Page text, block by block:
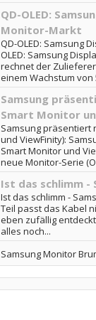
QD-OLED:
Monitor-Markt
QD-OLED: Samsung
OLED: Samsung
rechnet der
einem Wachstum
Samsung
Smart Monitor
Samsung präsentiert
und ViewFinity):
Smart Monitor und
neue Monitor-Serie
Ist das schlimm -
Ist das schlimm -
Teil passt das Kabel
eben zufällig
alles noch...
Samsung Monitor